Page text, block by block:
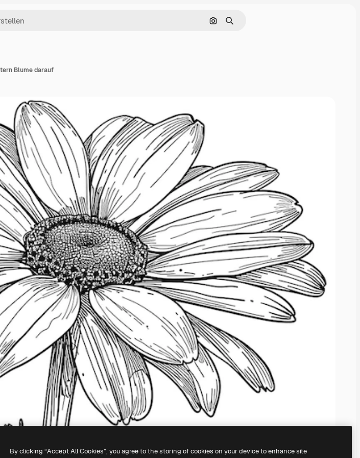
Nach Bild suchen
Suchen
Blume darauf
By clicking “Accept All Cookies”, you agree to the storing of cookies on your device to enhance site